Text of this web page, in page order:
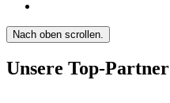
Nach oben scrollen.
Unsere Top-Partner